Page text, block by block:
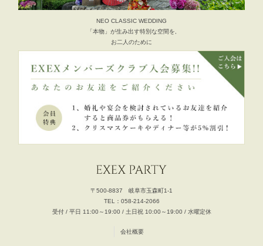
NEO CLASSIC WEDDING
「本物」が生み出す特別な空間を,
お二人のために
〒500-8837 岐阜市玉森町1-1
TEL：058-214-2066
受付 / 平日 11:00～19:00 / 土日祝 10:00～19:00 / 水曜定休
会社概要